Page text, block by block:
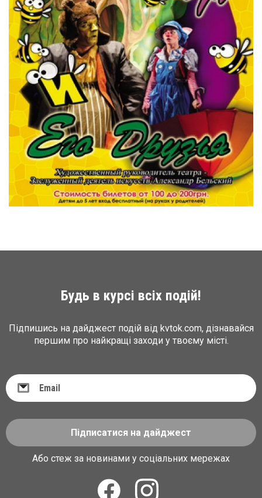
Будь в курсі всіх подій!
Підпишись на дайджест подій від kvtok.com, дізнавайся
першим про найкращі заходи у твоєму місті.
Підписатися на дайджест
Або стеж за новинами у соціальних мережах